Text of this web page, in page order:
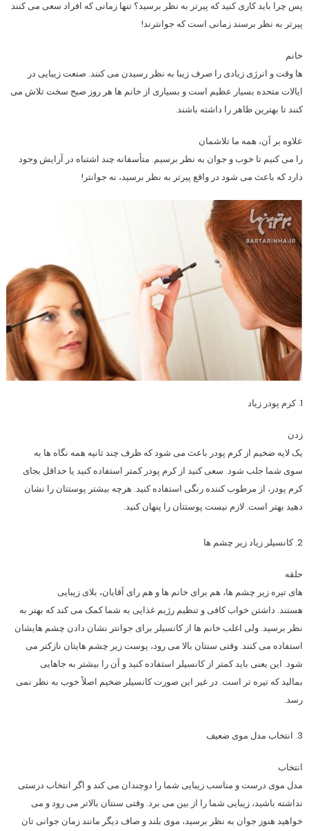
پس چرا باید کاری کنید که پیرتر به نظر برسید؟ تنها زمانی که افراد سعی می کنند
پیرتر به نظر برسند زمانی است که جوانترند!
خانم
ها وقت و انرژی زیادی را صرف زیبا به نظر رسیدن می کنند. صنعت زیبایی در
ایالات متحده بسیار عظیم است و بسیاری از خانم ها هر روز صبح سخت تلاش می
کنند تا بهترین ظاهر را داشته باشند.
علاوه بر آن، همه ما تلاشمان
را می کنیم تا خوب و جوان به نظر برسیم. متأسفانه چند اشتباه در آرایش وجود
دارد که باعث می شود در واقع پیرتر به نظر برسید، نه جوانتر!
1. کرم پودر زیاد
زدن
یک لایه ضخیم از کرم پودر باعث می شود که ظرف چند ثانیه همه نگاه ها به
سوی شما جلب شود. سعی کنید از کرم پودر کمتر استفاده کنید یا حداقل بجای
کرم پودر، از مرطوب کننده رنگی استفاده کنید. هرچه بیشتر پوستتان را نشان
دهید بهتر است. لازم نیست پوستتان را پنهان کنید.
2. کانسیلر زیاد زیر چشم ها
حلقه
های تیره زیر چشم ها، هم برای خانم ها و هم رای آقایان، بلای زیبایی
هستند. داشتن خواب کافی و تنظیم رژیم غذایی به شما کمک می کند که بهتر به
نظر برسید. ولی اغلب خانم ها از کانسیلر برای جوانتر نشان دادن چشم هایشان
استفاده می کنند. وقتی سنتان بالا می رود، پوست زیر چشم هایتان نازکتر می
شود. این یعنی باید کمتر از کانسیلر استفاده کنید و آن را بیشتر به جاهایی
بمالید که تیره تر است. در غیر این صورت کانسیلر ضخیم اصلاً خوب به نظر نمی
رسد.
3. انتخاب مدل موی ضعیف
انتخاب
مدل موی درست و مناسب زیبایی شما را دوچندان می کند و اگر انتخاب درستی
نداشته باشید، زیبایی شما را از بین می برد. وقتی سنتان بالاتر می رود و می
خواهید هنوز جوان به نظر برسید، موی بلند و صاف دیگر مانند زمان جوانی تان